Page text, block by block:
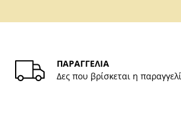
ΠΑΡΑΓΓΕΛΙΑ
Δες που βρίσκεται η